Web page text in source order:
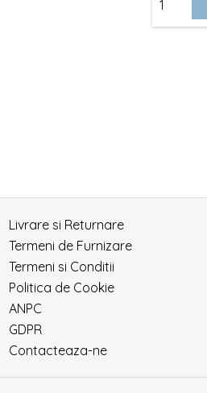
Livrare si Returnare
Termeni de Furnizare
Termeni si Conditii
Politica de Cookie
ANPC
GDPR
Contacteaza-ne